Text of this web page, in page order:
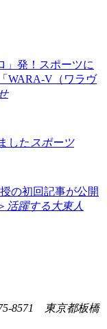
」発！スポーツに
WARA-V（ワラヴ
した スポーツ
の初回記事が公開
活躍する大東人
8571 東京都板橋